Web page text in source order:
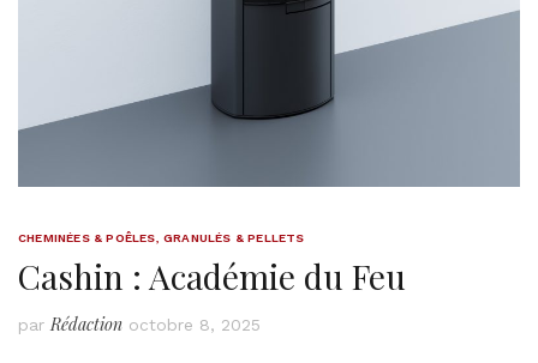
CHEMINÉES & POÊLES ,GRANULÉS & PELLETS
Cashin : Académie du Feu
par Rédaction octobre 8, 2025